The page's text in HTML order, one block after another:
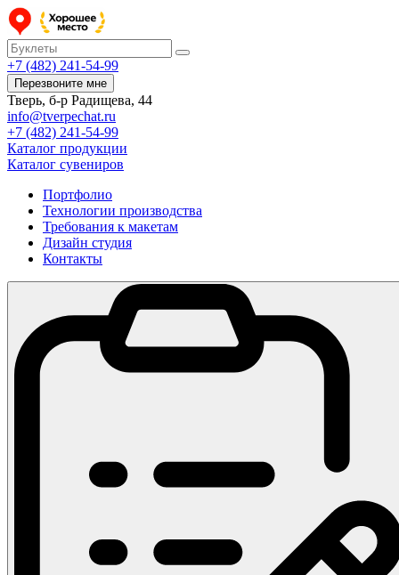
+7 (482) 241-54-99
Перезвоните мне
Тверь, б-р Радищева, 44
info@tverpechat.ru
+7 (482) 241-54-99
Каталог продукции
Каталог сувениров
Портфолио
Технологии производства
Требования к макетам
Дизайн студия
Контакты